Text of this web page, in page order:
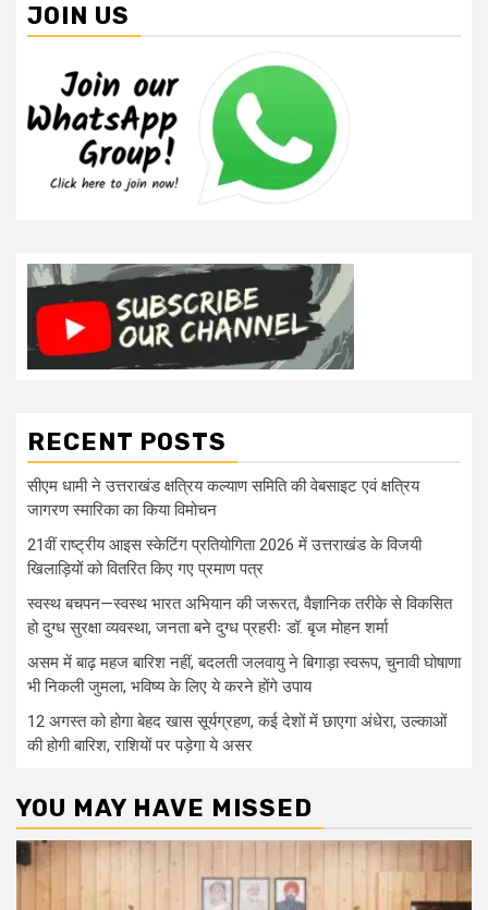
JOIN US
RECENT POSTS
सीएम धामी ने उत्तराखंड क्षत्रिय कल्याण समिति की वेबसाइट एवं क्षत्रिय
जागरण स्मारिका का किया विमोचन
21वीं राष्ट्रीय आइस स्केटिंग प्रतियोगिता 2026 में उत्तराखंड के विजयी
खिलाड़ियों को वितरित किए गए प्रमाण पत्र
स्वस्थ बचपन—स्वस्थ भारत अभियान की जरूरत, वैज्ञानिक तरीके से विकसित
हो दुग्ध सुरक्षा व्यवस्था, जनता बने दुग्ध प्रहरीः डॉ. बृज मोहन शर्मा
असम में बाढ़ महज बारिश नहीं, बदलती जलवायु ने बिगाड़ा स्वरूप, चुनावी घोषाणा
भी निकली जुमला, भविष्य के लिए ये करने होंगे उपाय
12 अगस्त को होगा बेहद खास सूर्यग्रहण, कई देशों में छाएगा अंधेरा, उल्काओं
की होगी बारिश, राशियों पर पड़ेगा ये असर
YOU MAY HAVE MISSED